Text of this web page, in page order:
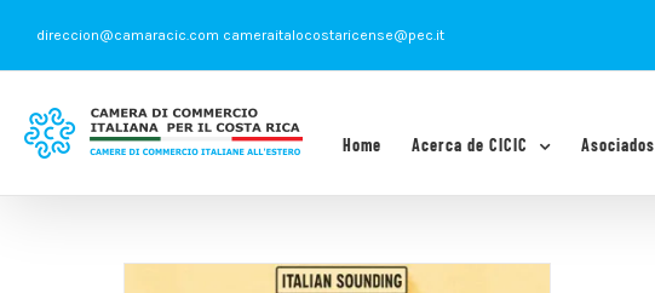
contenido
direccion@camaracic.com cameraitalocostaricense@pec.it
Home Acerca de CICIC Asociados